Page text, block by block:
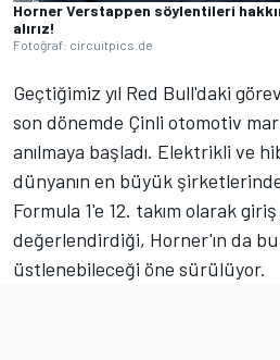
Horner Verstappen söylentileri
alırız!
Fotoğraf: circuitpics.de
Geçtiğimiz yıl Red Bull'daki
son dönemde Çinli otomotiv
anılmaya başladı. Elektrikli ve
dünyanın en büyük
Formula 1'e 12. takım olarak giriş
değerlendirdiği, Horner'ın da
üstlenebileceği öne sürülüyor.